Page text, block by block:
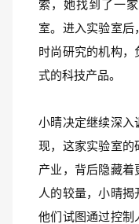
索，她找到了一
室。进入实验室后
时尚研究的机构，
式的科技产品。
小晴决定继续深入
现，这家实验室的
产业，背后隐藏着
人的较量，小晴揭
他们试图通过控制